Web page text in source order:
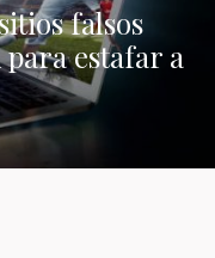
falsos
estafar a